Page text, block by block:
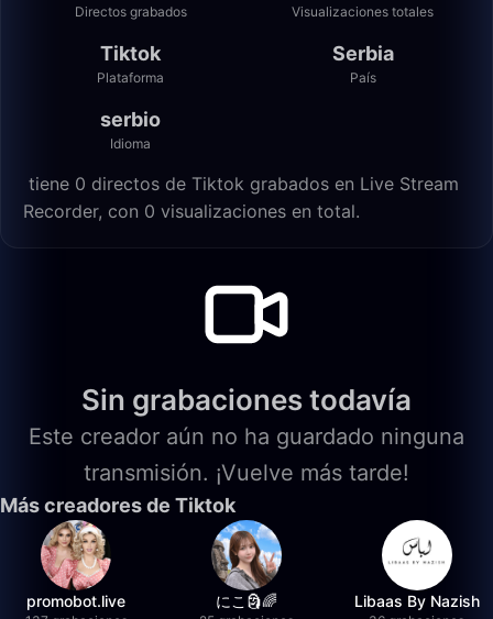
Directos grabados Visualizaciones totales
Tiktok
Plataforma
Serbia
País
serbio
Idioma
️ tiene 0 directos de Tiktok grabados en Live Stream
Recorder, con 0 visualizaciones en total.
Sin grabaciones todavía
Este creador aún no ha guardado ninguna
transmisión. ¡Vuelve más tarde!
Más creadores de Tiktok
promobot.live にこ🗿🌈 Libaas By Nazish